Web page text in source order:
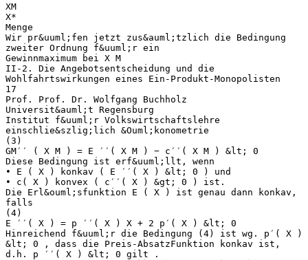
XM
X*
Menge
Wir pr&uuml;fen jetzt zus&auml;tzlich die Bedingung
zweiter Ordnung f&uuml;r ein
Gewinnmaximum bei X M
II-2. Die Angebotsentscheidung und die
Wohlfahrtswirkungen eines Ein-Produkt-Monopolisten
17
Prof. Prof. Dr. Wolfgang Buchholz
Universit&auml;t Regensburg
Institut f&uuml;r Volkswirtschaftslehre
einschlie&szlig;lich &Ouml;konometrie
(3)
GM′′ ( X M ) = E ′′( X M ) − c′′( X M ) &lt; 0
Diese Bedingung ist erf&uuml;llt, wenn
• E ( X ) konkav ( E ′′( X ) &lt; 0 ) und
• c( X ) konvex ( c′′( X ) &gt; 0 ) ist.
Die Erl&ouml;sfunktion E ( X ) ist genau dann konkav,
falls
(4)
E ′′( X ) = p ′′( X ) X + 2 p′( X ) &lt; 0
Hinreichend f&uuml;r die Bedingung (4) ist wg. p′( X )
&lt; 0 , dass die Preis-AbsatzFunktion konkav ist,
d.h. p ′′( X ) &lt; 0 gilt .